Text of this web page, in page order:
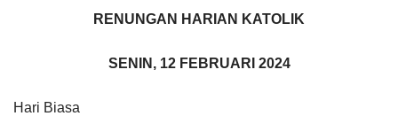
RENUNGAN HARIAN KATOLIK
SENIN, 12 FEBRUARI 2024
Hari Biasa